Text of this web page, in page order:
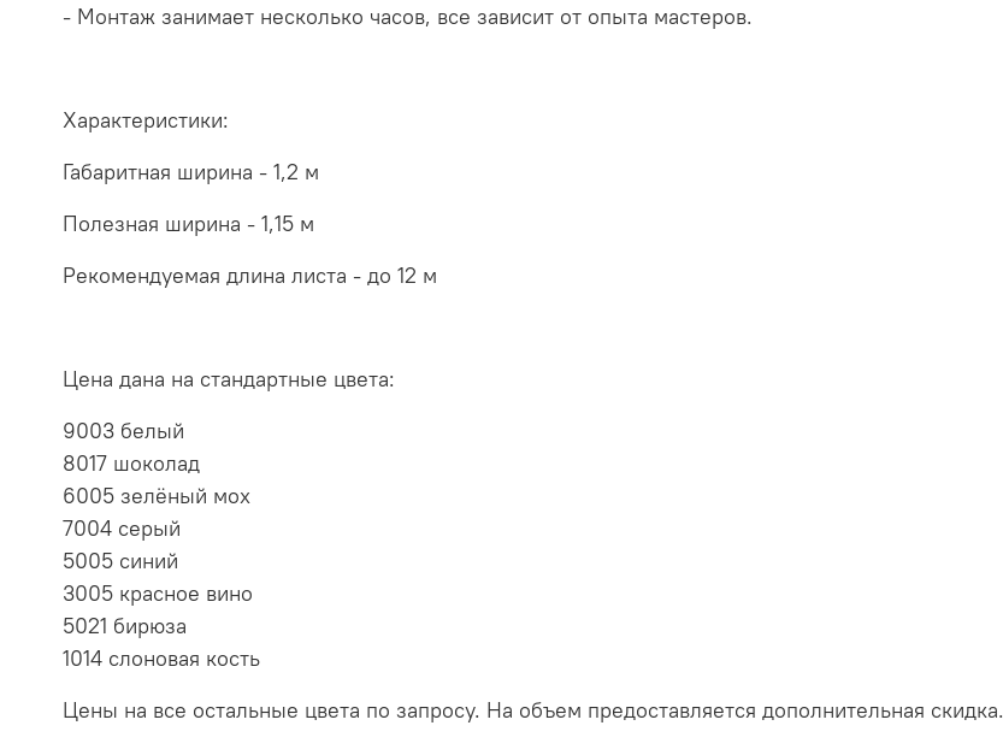
- Монтаж занимает несколько часов, все зависит от опыта мастеров.
Характеристики:
Габаритная ширина - 1,2 м
Полезная ширина - 1,15 м
Рекомендуемая длина листа - до 12 м
Цена дана на стандартные цвета:
9003 белый
8017 шоколад
6005 зелёный мох
7004 серый
5005 синий
3005 красное вино
5021 бирюза
1014 слоновая кость
Цены на все остальные цвета по запросу. На объем предоставляется дополнительная скидка.